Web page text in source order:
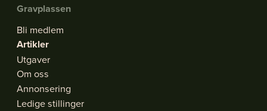
Gravplassen
Bli medlem
Artikler
Utgaver
Om oss
Annonsering
Ledige stillinger